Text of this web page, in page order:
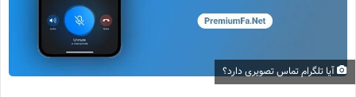
آیا تلگرام تماس تصویری دارد؟